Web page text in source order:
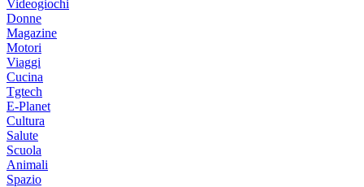
Videogiochi
Donne
Magazine
Motori
Viaggi
Cucina
Tgtech
E-Planet
Cultura
Salute
Scuola
Animali
Spazio